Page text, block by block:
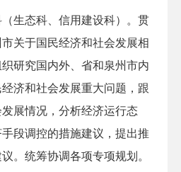
态科、信用建设科）。贯
关于国民经济和社会发展相
研究国内外、省和泉州市内
济和社会发展重大问题，跟
展情况，分析经济运行态
段调控的措施建议，提出推
。统筹协调各项专项规划。